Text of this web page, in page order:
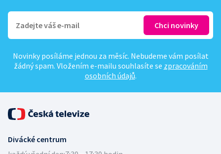
Novinky posíláme jednou za měsíc. Nebudeme vám posílat
žádný spam. Vložením e-mailu souhlasíte se zpracováním
osobních údajů.